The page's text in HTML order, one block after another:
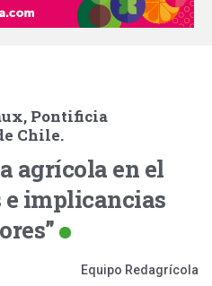
Pontificia
Chile.
agrícola en el
e implicancias
Equipo Redagrícola